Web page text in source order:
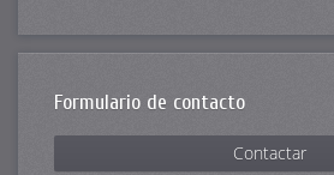
Formulario de contacto
Contactar